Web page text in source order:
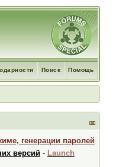
Помощь
Поиск
генерации паролей
версий- Launch